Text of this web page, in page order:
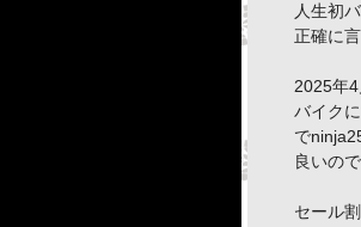
人生初
正確に
2025年
バイク
で
良いの
セール